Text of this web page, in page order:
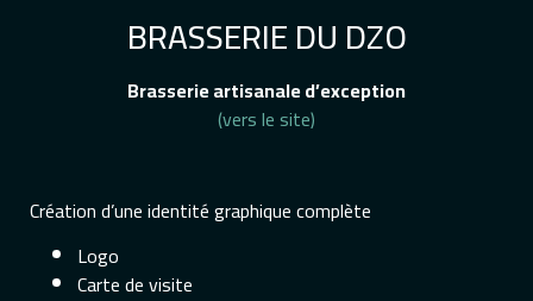
BRASSERIE DU DZÔ
Brasserie artisanale d’exception
(vers le site)
Création d’une identité graphique complète
Logo
Carte de visite